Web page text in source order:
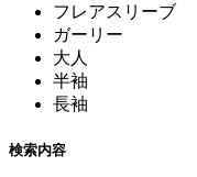
フレアスリーブ
ガーリー
大人
半袖
長袖
検索内容